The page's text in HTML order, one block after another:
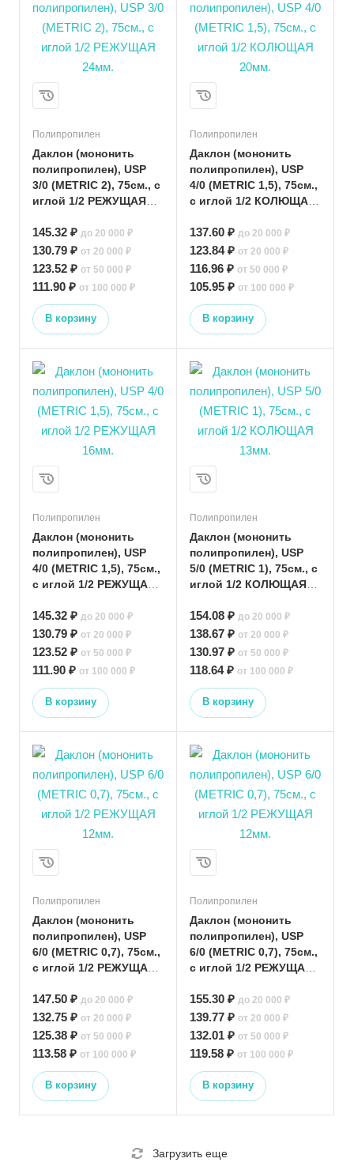
Полипропилен
Даклон (мононить
полипропилен), USP
3/0 (METRIC 2), 75см., с
иглой 1/2 РЕЖУЩАЯ
145.32 ₽ до 20 000 ₽
130.79 ₽ от 20 000 ₽
123.52 ₽ от 50 000 ₽
111.90 ₽ от 100 000 ₽
В корзину
Полипропилен
Даклон (мононить
полипропилен), USP
4/0 (METRIC 1,5), 75см.,
с иглой 1/2 КОЛЮЩАЯ
137.60 ₽ до 20 000 ₽
123.84 ₽ от 20 000 ₽
116.96 ₽ от 50 000 ₽
105.95 ₽ от 100 000 ₽
В корзину
Полипропилен
Даклон (мононить
полипропилен), USP
4/0 (METRIC 1,5), 75см.,
с иглой 1/2 РЕЖУЩАЯ
145.32 ₽ до 20 000 ₽
130.79 ₽ от 20 000 ₽
123.52 ₽ от 50 000 ₽
111.90 ₽ от 100 000 ₽
В корзину
Полипропилен
Даклон (мононить
полипропилен), USP
5/0 (METRIC 1), 75см., с
иглой 1/2 КОЛЮЩАЯ
154.08 ₽ до 20 000 ₽
138.67 ₽ от 20 000 ₽
130.97 ₽ от 50 000 ₽
118.64 ₽ от 100 000 ₽
В корзину
Полипропилен
Даклон (мононить
полипропилен), USP
6/0 (METRIC 0,7), 75см.,
с иглой 1/2 РЕЖУЩАЯ
147.50 ₽ до 20 000 ₽
132.75 ₽ от 20 000 ₽
125.38 ₽ от 50 000 ₽
113.58 ₽ от 100 000 ₽
В корзину
Полипропилен
Даклон (мононить
полипропилен), USP
6/0 (METRIC 0,7), 75см.,
с иглой 1/2 РЕЖУЩАЯ
155.30 ₽ до 20 000 ₽
139.77 ₽ от 20 000 ₽
132.01 ₽ от 50 000 ₽
119.58 ₽ от 100 000 ₽
В корзину
Загрузить еще